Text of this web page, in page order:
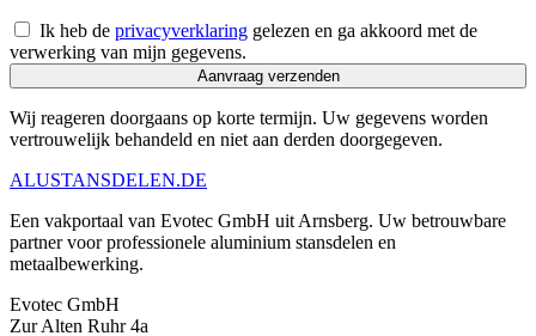
Ik heb de privacyverklaring gelezen en ga akkoord met de
verwerking van mijn gegevens.
Aanvraag verzenden
Wij reageren doorgaans op korte termijn. Uw gegevens worden
vertrouwelijk behandeld en niet aan derden doorgegeven.
ALUSTANSDELEN.DE
Een vakportaal van Evotec GmbH uit Arnsberg. Uw betrouwbare
partner voor professionele aluminium stansdelen en
metaalbewerking.
Evotec GmbH
Zur Alten Ruhr 4a